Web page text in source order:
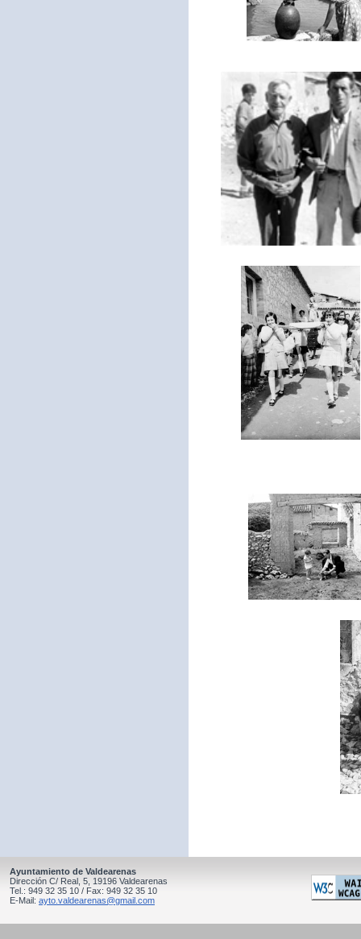
Ayuntamiento de Valdearenas
Dirección C/ Real, 5, 19196 Valdearenas
Tel.: 949 32 35 10 / Fax: 949 32 35 10
E-Mail: ayto.valdearenas@gmail.com